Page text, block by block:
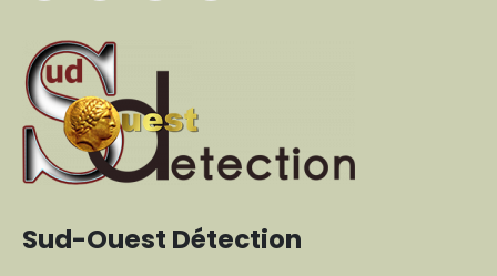
Sud-Ouest Détection